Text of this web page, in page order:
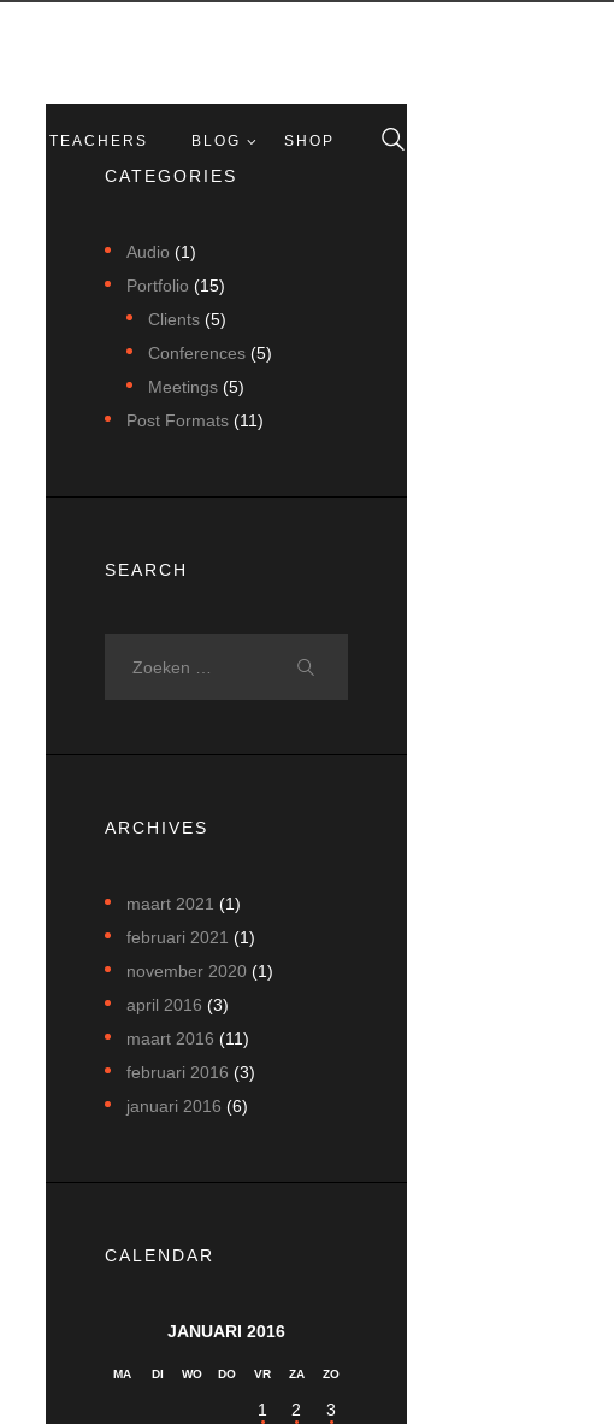
TEACHERS BLOG SHOP
CATEGORIES
Audio (1)
Portfolio (15)
Clients (5)
Conferences (5)
Meetings (5)
Post Formats (11)
SEARCH
ARCHIVES
maart 2021 (1)
februari 2021 (1)
november 2020 (1)
april 2016 (3)
maart 2016 (11)
februari 2016 (3)
januari 2016 (6)
CALENDAR
JANUARI 2016
MA DI WO DO VR ZA ZO
1 2
3